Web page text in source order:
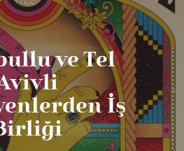
ve Tel
İş